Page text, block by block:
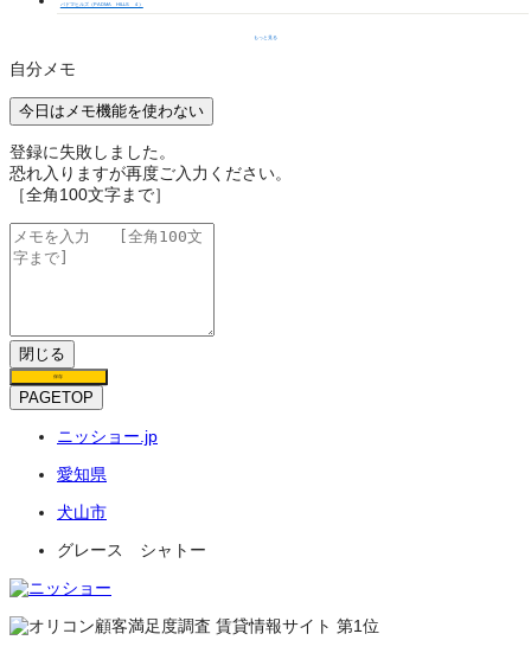
パドマヒルズ（PADMA HILLS ４）
もっと見る
自分メモ
今日はメモ機能を使わない
登録に失敗しました。
恐れ入りますが再度ご入力ください。
［全角100文字まで］
閉じる
保存
PAGETOP
ニッショー.jp
愛知県
犬山市
グレース シャトー